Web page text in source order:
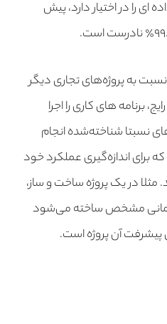
ای را در اختیار دارد، پیش
به پروژه‌های تجاری دیگر
برنامه های کاری را اجرا
نسبتا شناخته‌شده انجام
برای اندازه‌گیری عملکرد خود
مثلا در یک پروژه ساخت و ساز،
زمانی مشخص ساخته می‌شود
آن پروژه است.